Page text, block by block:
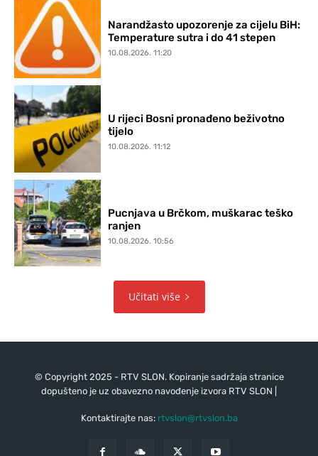
Narandžasto upozorenje za cijelu BiH:
Temperature sutra i do 41 stepen
10.08.2026. 11:20
U rijeci Bosni pronađeno beživotno
tijelo
10.08.2026. 11:12
Pucnjava u Brčkom, muškarac teško
ranjen
10.08.2026. 10:56
Učitati više
© Copyright 2025 - RTV SLON. Kopiranje sadržaja stranice
dopušteno je uz obavezno navođenje izvora RTV SLON |
Kontaktirajte nas: rtvslon@rtvslon.ba